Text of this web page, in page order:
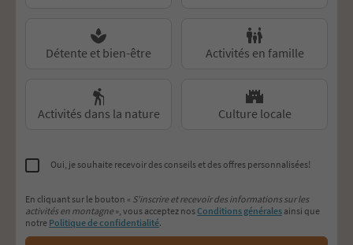
Détente et bien-être Activités en famille
Activités dans la nature Culture locale
Oui, je souhaite recevoir des conseils et des offres personnalisées!
En cliquant sur le bouton « S'inscrire et recevoir des informations sur les
activités en montagne », vous acceptez nosConditions générales ainsi que
notre Politique de confidentialité.